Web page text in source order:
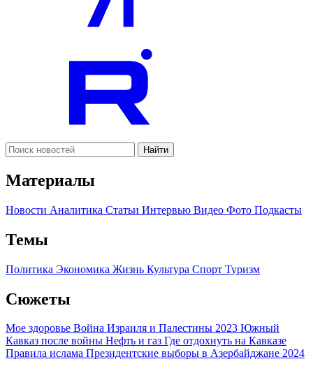
Найти
Материалы
Новости Аналитика Статьи Интервью Видео Фото Подкасты
Темы
Политика Экономика Жизнь Культура Спорт Туризм
Сюжеты
Мое здоровье Война Израиля и Палестины 2023 Южный
Кавказ после войны Нефть и газ Где отдохнуть на Кавказе
Правила ислама Президентские выборы в Азербайджане 2024